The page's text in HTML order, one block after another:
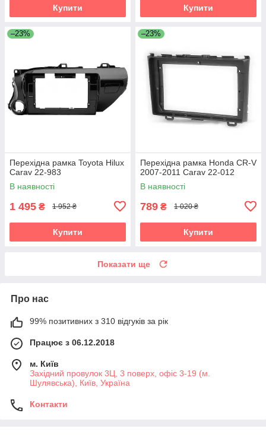
Купити Купити
–23%
Перехідна рамка Toyota Hilux
Carav 22-983
В наявності
1 495 ₴ 1 952 ₴
Купити
–23%
Перехідна рамка Honda CR-V
2007-2011 Carav 22-012
В наявності
789 ₴ 1 020 ₴
Купити
Показати ще
Про нас
99% позитивних з 310 відгуків за рік
Працює з 06.12.2018
м. Київ
Західний провулок 3Ц, 3 поверх, офіс 3-19 (м.
Шулявська), Київ, Україна
Контакти